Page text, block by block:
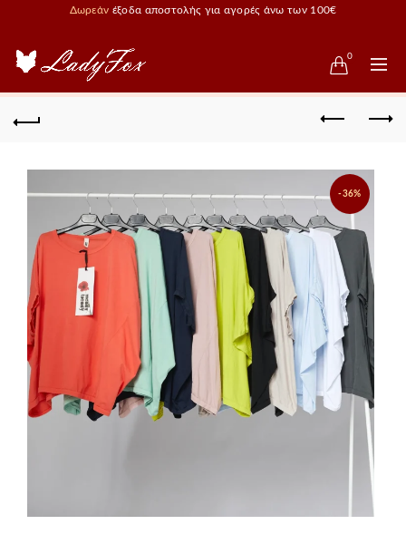
Δωρεάν έξοδα αποστολής για αγορές άνω των 100€
0
-36%